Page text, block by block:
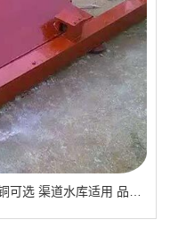
长春 1.2×1.2米铸铁闸门 中型规格 镶铜可选 渠道水库适用 品质有助于维持